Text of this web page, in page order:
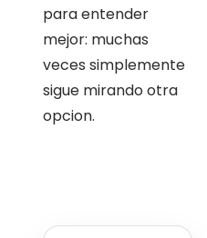
para entender
mejor: muchas
veces simplemente
sigue mirando otra
opcion.